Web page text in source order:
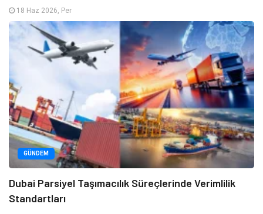
18 Haz 2026, Per
GÜNDEM
Dubai Parsiyel Taşımacılık Süreçlerinde Verimlilik
Standartları